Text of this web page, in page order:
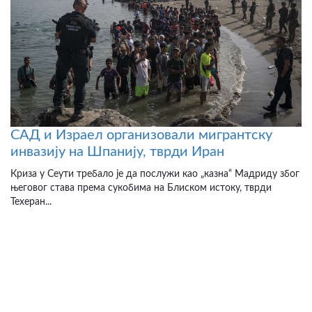
САД и Израел организовали мигрантску
инвазију на Шпанију, тврди Иран
Криза у Сеути требало је да послужи као „казна“ Мадриду због
његовог става према сукобима на Блиском истоку, тврди
Техеран...